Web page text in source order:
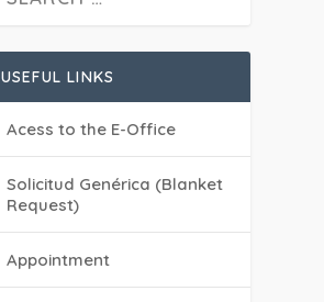
USEFUL LINKS
Acess to the E-Office
Solicitud Genérica (Blanket
Request)
Appointment